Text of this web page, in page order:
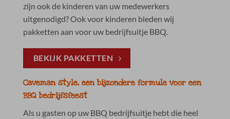
zijn ook de kinderen van uw medewerkers
uitgenodigd? Ook voor kinderen bieden wij
pakketten aan voor uw bedrijfsuitje BBQ.
BEKIJK PAKKETTEN
Caveman style, een bijzondere formule voor een
BBQ bedrijfsfeest
Als u gasten op uw BBQ bedrijfsuitje hebt die heel